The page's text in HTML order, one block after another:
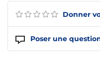
Donner
Poser une